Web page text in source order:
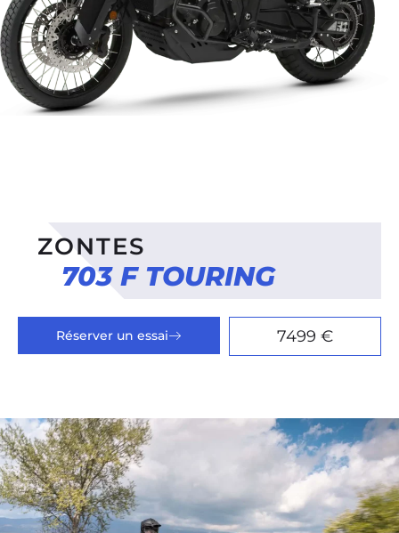
ZONTES
703 F TOURING
Réserver un essai 7499 €